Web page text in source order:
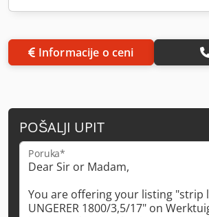
Informacije o ceni
POŠALJI UPIT
Poruka*